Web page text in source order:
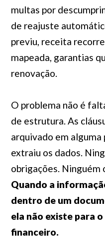
multas por
de reajuste
previu, receita
mapeada, garantias
renovação.
O problema não é
de estrutura. As
arquivado em alguma
extraiu os dados.
obrigações. Ninguém
Quando a
dentro de um
ela não existe para
financeiro.